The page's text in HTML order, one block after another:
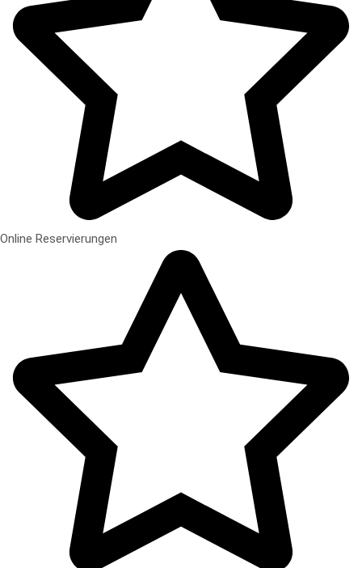
Online Reservierungen